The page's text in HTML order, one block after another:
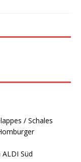
/ Schales
Süd